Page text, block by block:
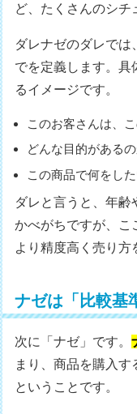
ど、たくさんのシチ
ダレナゼのダレでは
でを定義します。具
るイメージです。
このお客さんは、
どんな目的があるの
この商品で何をし
ダレと言うと、年
かべがちですが、こ
より精度高く売り方
ナゼは「比較基
次に「ナゼ」です。
まり、商品を購入
ということです。